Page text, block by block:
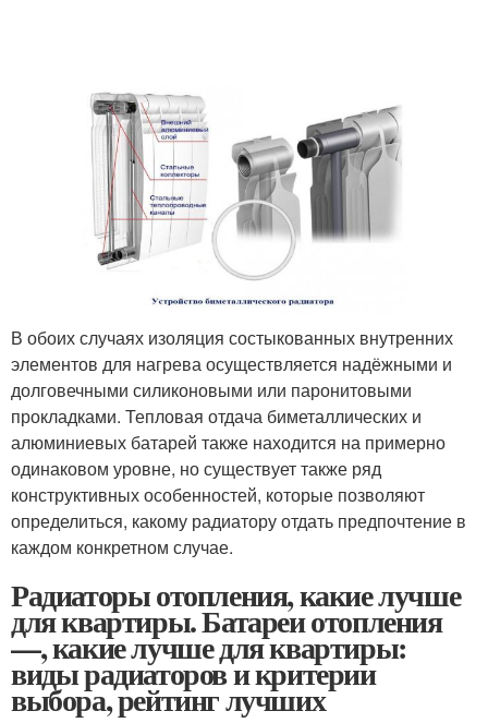
В обоих случаях изоляция состыкованных внутренних
элементов для нагрева осуществляется надёжными и
долговечными силиконовыми или паронитовыми
прокладками. Тепловая отдача биметаллических и
алюминиевых батарей также находится на примерно
одинаковом уровне, но существует также ряд
конструктивных особенностей, которые позволяют
определиться, какому радиатору отдать предпочтение в
каждом конкретном случае.
Радиаторы отопления, какие лучше
для квартиры. Батареи отопления
—, какие лучше для квартиры:
виды радиаторов и критерии
выбора, рейтинг лучших